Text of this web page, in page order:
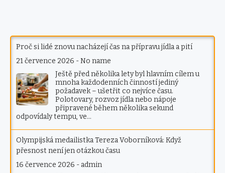
Proč si lidé znovu nacházejí čas na přípravu jídla a pití
21 července 2026 -No name
Ještě před několika lety byl hlavním cílem u
mnoha každodenních činností jediný
požadavek – ušetřit co nejvíce času.
Polotovary, rozvoz jídla nebo nápoje
připravené během několika sekund
odpovídaly tempu, ve…
Olympijská medailistka Tereza Voborníková: Když
přesnost není jen otázkou času
16 července 2026 - admin